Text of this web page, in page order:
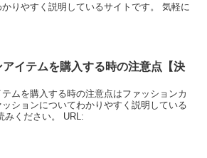
りやすく説明しているサイトです。 気軽に
イテムを購入する時の注意点【決
ムを購入する時の注意点はファッションカ
ションについてわかりやすく説明している
みください。 URL: